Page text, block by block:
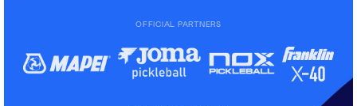
OFFICIAL PARTNERS